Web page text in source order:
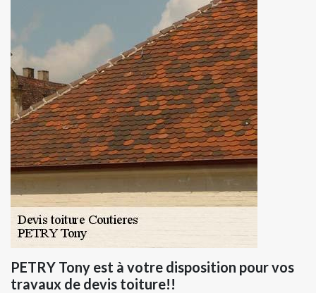
PETRY Tony est à votre disposition pour vos
travaux de devis toiture!!